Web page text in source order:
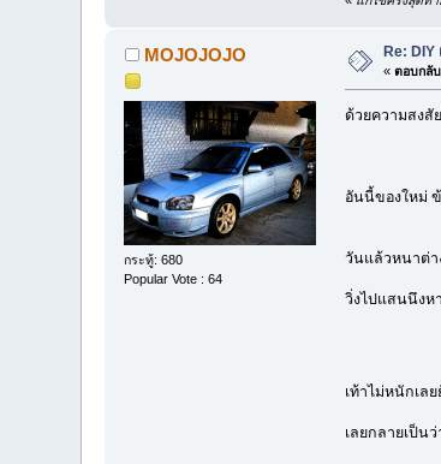
MOJOJOJO
กระทู้: 680
Popular Vote : 64
Re: DIY
«ตอบกลั
ด้วยความสงสั
อันนี้ของใหม่
วันแล้วหนาต่า
วิ่งไปแสนนึงห
เท้าไม่หนักเล
เลยกลายเป็น